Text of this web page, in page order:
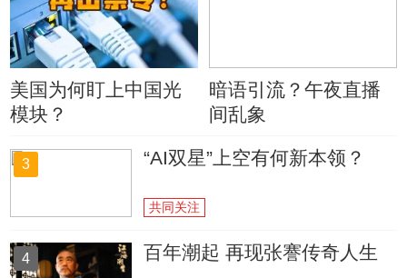
美国为何盯上中国光
模块？
暗语引流？午夜直播
间乱象
3 “AI双星”上空有何新本领？
共同关注
4 百年潮起 再现张謇传奇人生